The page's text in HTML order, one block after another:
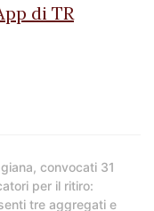
di TR
convocati 31
per il ritiro:
tre aggregati e